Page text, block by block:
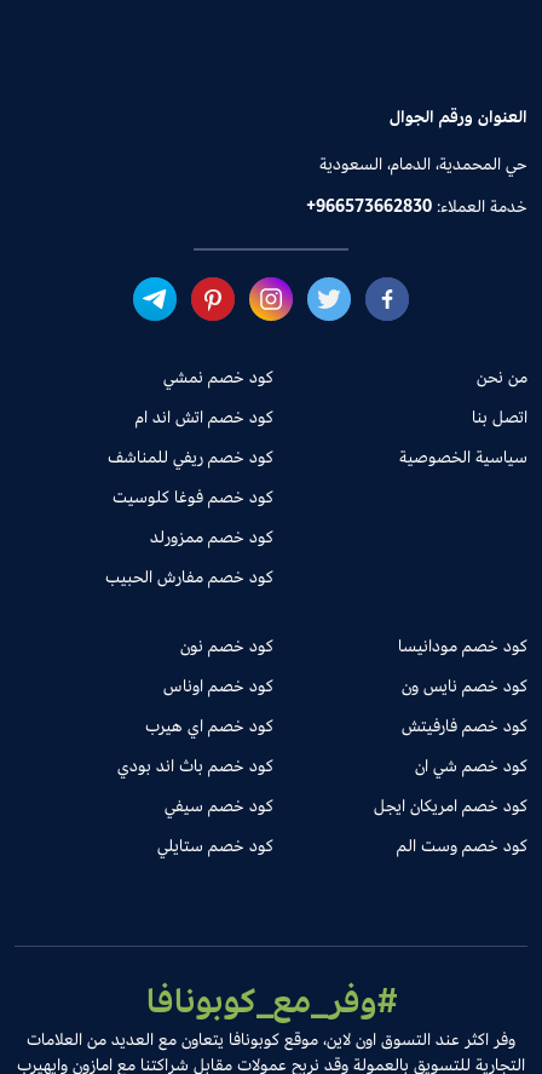
العنوان ورقم الجوال
حي المحمدية، الدمام، السعودية
خدمة العملاء:+966573662830
من نحن
اتصل بنا
سياسية الخصوصية
كود خصم نمشي
كود خصم اتش اند ام
كود خصم ريفي للمناشف
كود خصم فوغا كلوسيت
كود خصم ممزورلد
كود خصم مفارش الحبيب
كود خصم مودانيسا
كود خصم نايس ون
كود خصم فارفيتش
كود خصم شي ان
كود خصم امريكان ايجل
كود خصم وست الم
كود خصم نون
كود خصم اوناس
كود خصم اي هيرب
كود خصم باث اند بودي
كود خصم سيفي
كود خصم ستايلي
#وفر_مع_كوبونافا
وفر اكثر عند التسوق اون لاين، موقع كوبونافا يتعاون مع العديد من العلامات
التجارية للتسويق بالعمولة وقد نربح عمولات مقابل شراكتنا مع امازون وايهيرب